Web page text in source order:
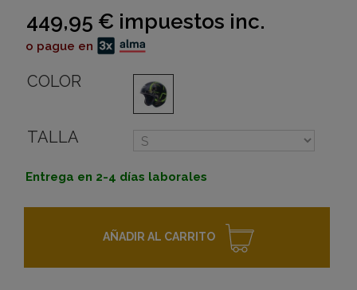
449,95 € impuestos inc.
o pague en
COLOR
TALLA
Entrega en 2-4 días laborales
AÑADIR AL CARRITO